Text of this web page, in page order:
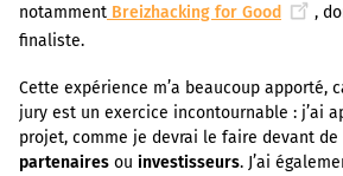
notamment Breizhacking for Good
,
finaliste.
Cette expérience m’a beaucoup apporté,
jury est un exercice incontournable : j’ai
projet, comme je devrai le faire devant
partenaires ou investisseurs. J’ai